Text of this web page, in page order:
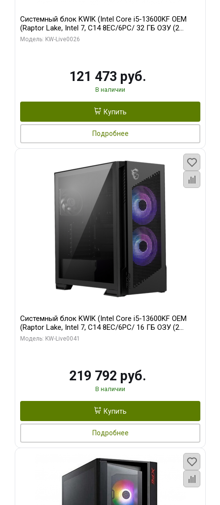
Системный блок KWIK (Intel Core i5-13600KF OEM
(Raptor Lake, Intel 7, C14 8EC/6PC/ 32 ГБ ОЗУ (2
модуля)/ Gigabyte RTX5060 EAGLE MAX OC 8GB
Модель: KW-Live0026
121 473 руб.
В наличии
Купить
Подробнее
Системный блок KWIK (Intel Core i5-13600KF OEM
(Raptor Lake, Intel 7, C14 8EC/6PC/ 16 ГБ ОЗУ (2
модуля)/ Palit RTX5080 GAMINGPRO OC 16GB GDDR7
Модель: KW-Live0041
219 792 руб.
В наличии
Купить
Подробнее